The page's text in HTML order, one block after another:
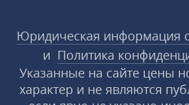
Юридическая информация о
и Политика
Указанные на сайте цены
характер и не являются